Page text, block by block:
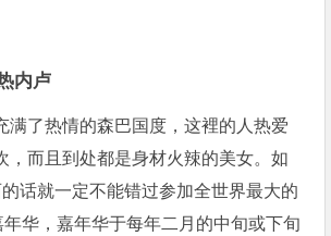
内卢
满了热情的森巴国度，这裡的人热爱
，而且到处都是身材火辣的美女。如
话就一定不能错过参加全世界最大的
华，嘉年华于每年二月的中旬或下旬